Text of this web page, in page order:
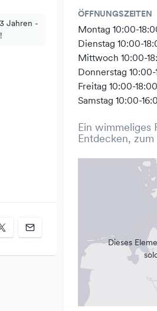
Jahren -
ÖFFNUNGSZEITEN
Montag 10:00-
Dienstag 10:00-
Mittwoch 10:00-
Donnerstag 10:00-
Freitag 10:00-18:00
Samstag 10:00-
Ein wimmeliges
Entdecken,
Dieses